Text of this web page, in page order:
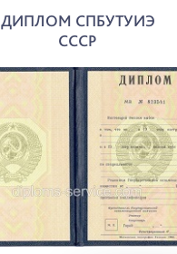
ДИПЛОМ СПБУТУИЭ
СССР